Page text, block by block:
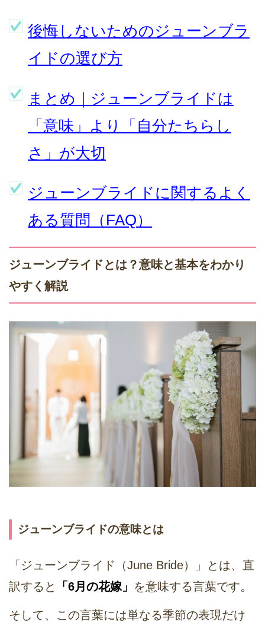
後悔しないためのジューンブラ
イドの選び方
まとめ｜ジューンブライドは
「意味」より「自分たちらし
さ」が大切
ジューンブライドに関するよく
ある質問（FAQ）
ジューンブライドとは？意味と基本をわかり
やすく解説
ジューンブライドの意味とは
「ジューンブライド（June Bride）」とは、直
訳すると
「6月の花嫁」 を意味する言葉です。
そして、この言葉には単なる季節の表現だけ